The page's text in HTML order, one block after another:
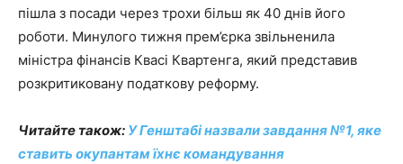
пішла з посади через трохи більш як 40 днів його
роботи. Минулого тижня прем’єрка звільненила
міністра фінансів Квасі Квартенга, який представив
розкритиковану податкову реформу.
Читайте також: У Генштабі назвали завдання №1, яке
ставить окупантам їхнє командування